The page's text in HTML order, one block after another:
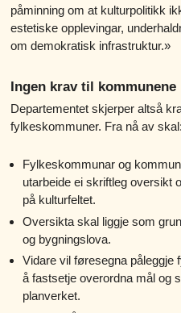
påminning om at kulturpolitikk
estetiske opplevingar,
om demokratisk infrastruktur.»
Ingen krav til kommunene
Departementet skjerper altså
fylkeskommuner. Fra nå av skal:
Fylkeskommunar og
utarbeide ei skriftleg oversikt
på kulturfeltet.
Oversikta skal liggje som
og bygningslova.
Vidare vil føresegna
å fastsetje overordna mål og
planverket.